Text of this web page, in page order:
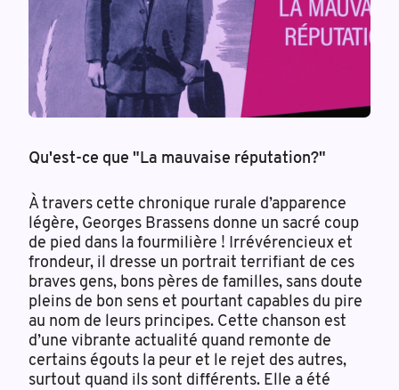
Qu'est-ce que "La mauvaise réputation?"
À travers cette chronique rurale d’apparence
légère, Georges Brassens donne un sacré coup
de pied dans la fourmilière ! Irrévérencieux et
frondeur, il dresse un portrait terrifiant de ces
braves gens, bons pères de familles, sans doute
pleins de bon sens et pourtant capables du pire
au nom de leurs principes. Cette chanson est
d’une vibrante actualité quand remonte de
certains égouts la peur et le rejet des autres,
surtout quand ils sont différents. Elle a été